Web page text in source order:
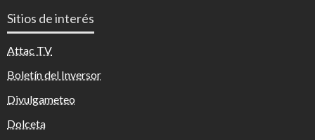
Sitios de interés
Attac TV
Boletín del Inversor
Divulgameteo
Dolceta